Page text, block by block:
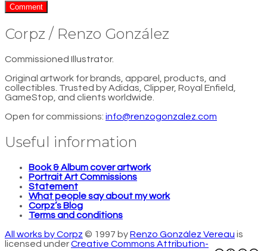
Corpz / Renzo González
Commissioned Illustrator.
Original artwork for brands, apparel, products, and
collectibles. Trusted by Adidas, Clipper, Royal Enfield,
GameStop, and clients worldwide.
Open for commissions: info@renzogonzalez.com
Useful information
Book & Album cover artwork
Portrait Art Commissions
Statement
What people say about my work
Corpz’s Blog
Terms and conditions
All works by Corpz © 1997 byRenzo González Vereau is
licensed underCreative Commons Attribution-